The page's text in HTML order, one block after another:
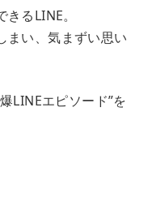
t
るLINE。
まい、気まずい思い
LINEエピソード”を